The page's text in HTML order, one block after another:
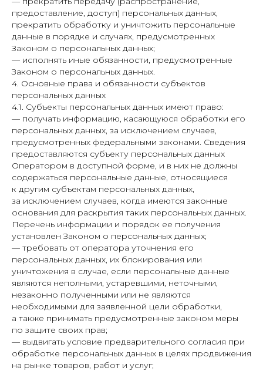
предоставление, доступ) персональных данных,
прекратить обработку и уничтожить персональные
данные в порядке и случаях, предусмотренных
Законом о персональных данных;
— исполнять иные обязанности, предусмотренные
Законом о персональных данных.
4. Основные права и обязанности субъектов
персональных данных
4.1. Субъекты персональных данных имеют право:
— получать информацию, касающуюся обработки его
персональных данных, за исключением случаев,
предусмотренных федеральными законами. Сведения
предоставляются субъекту персональных данных
Оператором в доступной форме, и в них не должны
содержаться персональные данные, относящиеся
к другим субъектам персональных данных,
за исключением случаев, когда имеются законные
основания для раскрытия таких персональных данных.
Перечень информации и порядок ее получения
установлен Законом о персональных данных;
— требовать от оператора уточнения его
персональных данных, их блокирования или
уничтожения в случае, если персональные данные
являются неполными, устаревшими, неточными,
незаконно полученными или не являются
необходимыми для заявленной цели обработки,
а также принимать предусмотренные законом меры
по защите своих прав;
— выдвигать условие предварительного согласия при
обработке персональных данных в целях продвижения
на рынке товаров, работ и услуг;